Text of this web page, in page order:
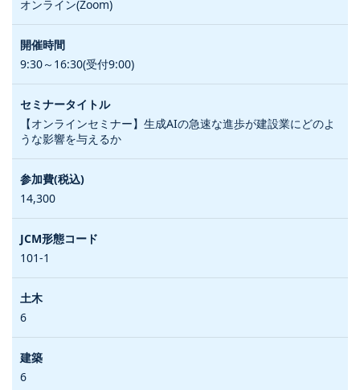
オンライン(Zoom)
9:30～16:30(受付9:00)
【オンラインセミナー】生成AIの急速な進歩が建設業にどのよ
うな影響を与えるか
14,300
101-1
6
6